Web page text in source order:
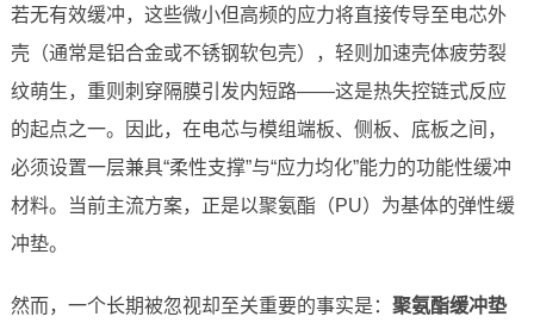
若无有效缓冲，这些微小但高频的应力将直接传导至电芯外
壳（通常是铝合金或不锈钢软包壳），轻则加速壳体疲劳裂
纹萌生，重则刺穿隔膜引发内短路——这是热失控链式反应
的起点之一。因此，在电芯与模组端板、侧板、底板之间，
必须设置一层兼具“柔性支撑”与“应力均化”能力的功能性缓冲
材料。当前主流方案，正是以聚氨酯（PU）为基体的弹性缓
冲垫。
然而，一个长期被忽视却至关重要的事实是： 聚氨酯缓冲垫